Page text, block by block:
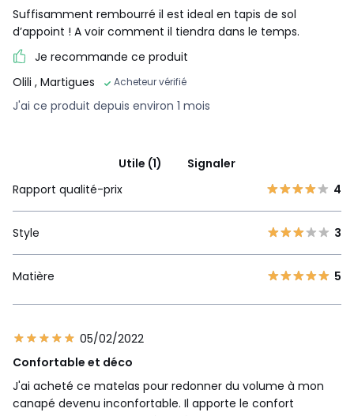
Suffisamment rembourré il est ideal en tapis de sol
d’appoint ! A voir comment il tiendra dans le temps.
Je recommande ce produit
Olili , Martigues Acheteur vérifié
J'ai ce produit depuis environ 1 mois
Utile (1)
Signaler
Rapport qualité-prix
4
Style 3
Matière 5
05/02/2022
Confortable et déco
J'ai acheté ce matelas pour redonner du volume à mon
canapé devenu inconfortable. Il apporte le confort